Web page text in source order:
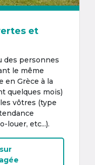
et
des personnes
le même
en Grèce à la
quelques mois)
vôtres (type
louer, etc...).
sur